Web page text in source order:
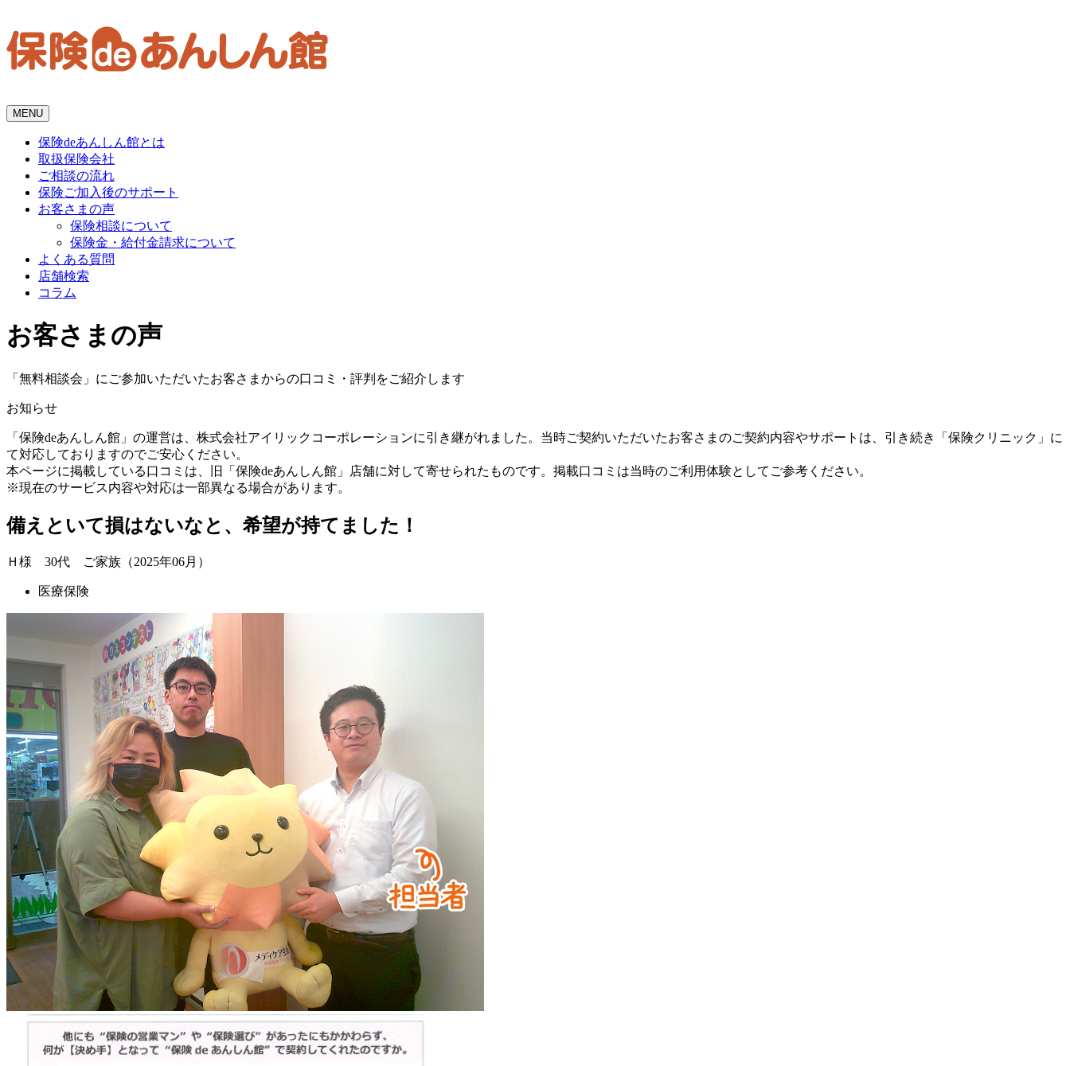
MENU
保険deあんしん館とは
取扱保険会社
ご相談の流れ
保険ご加入後のサポート
お客さまの声
保険相談について
保険金・給付金請求について
よくある質問
店舗検索
コラム
お客さまの声
「無料相談会」にご参加いただいたお客さまからの口コミ・評判をご紹介します
お知らせ
「保険deあんしん館」の運営は、株式会社アイリックコーポレーションに引き継がれました。当時ご契約いただいたお客さまのご契約内容やサポートは、引き続き「保険クリニック」に
て対応しておりますのでご安心ください。
本ページに掲載している口コミは、旧「保険deあんしん館」店舗に対して寄せられたものです。掲載口コミは当時のご利用体験としてご参考ください。
※現在のサービス内容や対応は一部異なる場合があります。
備えといて損はないなと、希望が持てました！
Ｈ様 30代 ご家族（2025年06月）
医療保険